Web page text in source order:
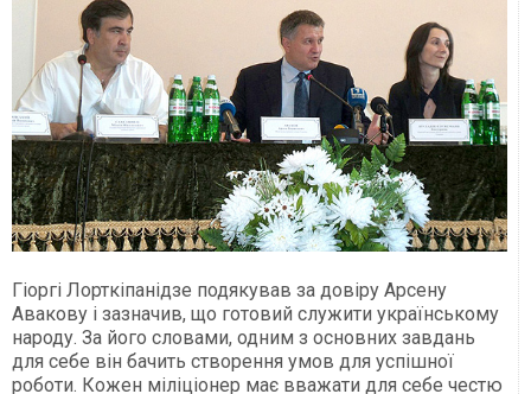
Гіоргі Лорткіпанідзе подякував за довіру Арсену
Авакову і зазначив, що готовий служити українському
народу. За його словами, одним з основних завдань
для себе він бачить створення умов для успішної
роботи. Кожен міліціонер має вважати для себе честю